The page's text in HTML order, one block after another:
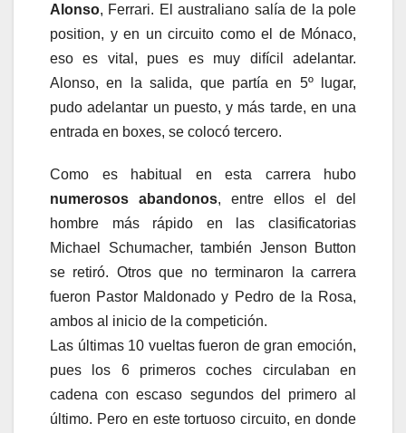
Alonso, Ferrari. El australiano salía de la pole
position, y en un circuito como el de Mónaco,
eso es vital, pues es muy difícil adelantar.
Alonso, en la salida, que partía en 5º lugar,
pudo adelantar un puesto, y más tarde, en una
entrada en boxes, se colocó tercero.
Como es habitual en esta carrera hubo
numerosos abandonos, entre ellos el del
hombre más rápido en las clasificatorias
Michael Schumacher, también Jenson Button
se retiró. Otros que no terminaron la carrera
fueron Pastor Maldonado y Pedro de la Rosa,
ambos al inicio de la competición.
Las últimas 10 vueltas fueron de gran emoción,
pues los 6 primeros coches circulaban en
cadena con escaso segundos del primero al
último. Pero en este tortuoso circuito, en donde